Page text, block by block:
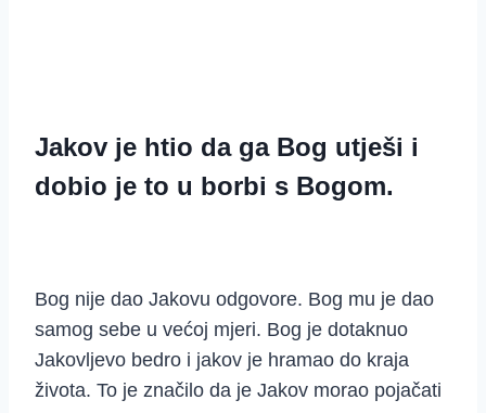
Jakov je htio da ga Bog utješi i
dobio je to u borbi s Bogom.
Bog nije dao Jakovu odgovore. Bog mu je dao
samog sebe u većoj mjeri. Bog je dotaknuo
Jakovljevo bedro i jakov je hramao do kraja
života. To je značilo da je Jakov morao pojačati